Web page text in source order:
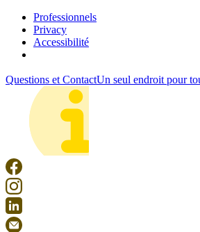
Professionnels
Privacy
Accessibilité
Questions et ContactUn seul endroit pour